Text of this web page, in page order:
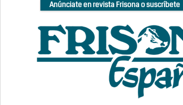
Anúnciate en revista Frisona o suscríbete